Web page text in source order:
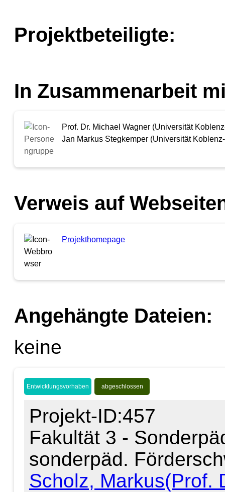
Projektbeteiligte:
In Zusammenarbeit
Prof. Dr. Michael Wagner (Universität
Jan Markus Stegkemper (Universität
Verweis auf
Projekthomepage
Angehängte Dateien:
keine
Entwicklungsvorhaben abgeschlossen
Projekt-ID:457
Fakultät 3 -
sonderpäd.
Scholz, Markus(Prof.